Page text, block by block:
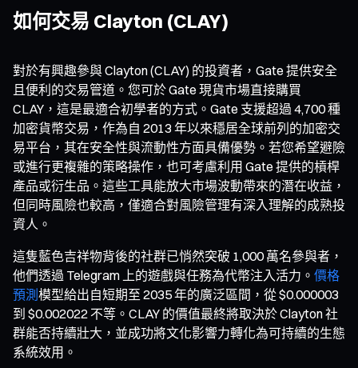
如何交易 Clayton (CLAY)
對於有興趣參與 Clayton (CLAY) 的投資者，Gate 提供安全
且便利的交易管道。您可於 Gate 現貨市場直接購買
CLAY，這是最適合初學者的方式。Gate 支援超過 4,700 種
加密貨幣交易，作為自 2013 年以來穩居全球前列的加密交
易平台，其在安全性與流動性方面具備優勢。若您希望避險
或進行更複雜的策略操作，也可考慮利用 Gate 提供的槓桿
產品或衍生品。這些工具能放大市場波動帶來的潛在收益，
但同時風險也較高，僅適合對風險管理有深入理解的成熟投
資人。
這隻藍色吉祥物背後的社群已悄然突破 1,000 萬名參與者，
他們透過 Telegram 上的遊戲與任務為代幣注入活力。 價格
預測模型給出自短期至 2035 年的廣泛區間，從 $0.000003
到 $0.002022 不等。CLAY 的價值最終將取決於 Clayton 社
群能否持續壯大，並成功將文化影響力轉化為可持續的生態
系統效用。